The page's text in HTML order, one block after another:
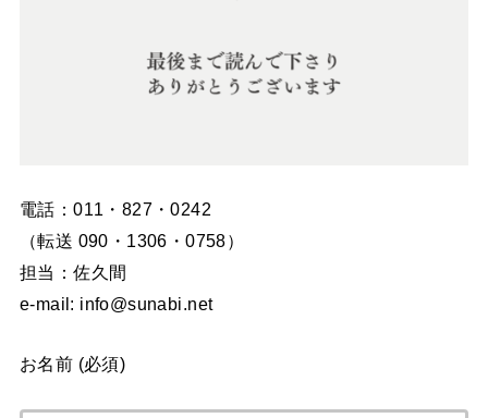
電話：011・827・0242
（転送 090・1306・0758）
担当：佐久間
e-mail: info@sunabi.net
お名前 (必須)